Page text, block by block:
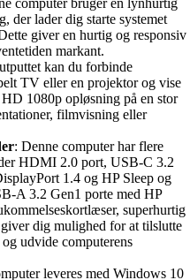
computer bruger en lynhurtig
der lader dig starte systemet
giver en hurtig og responsiv
markant.
kan du forbinde
TV eller en projektor og vise
1080p opløsning på en stor
filmvisning eller
: Denne computer har flere
HDMI 2.0 port, USB-C 3.2
1.4 og HP Sleep og
A 3.2 Gen1 porte med HP
superhurtig
dig mulighed for at tilslutte
udvide computerens
leveres med Windows 10